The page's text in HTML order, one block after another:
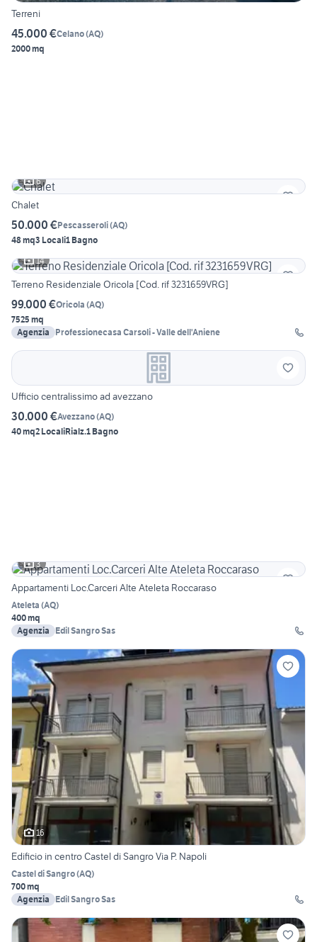
Terreni
45.000 €Celano(AQ)
2000 mq
6
Chalet
50.000 €Pescasseroli(AQ)
48 mq3 Locali1 Bagno
14
Terreno Residenziale Oricola [Cod. rif 3231659VRG]
99.000 €Oricola (AQ)
7525 mq
Agenzia
Professionecasa Carsoli - Valle dell'Aniene
Ufficio centralissimo ad avezzano
30.000 €Avezzano(AQ)
40 mq2 LocaliRialz.1 Bagno
3
Appartamenti Loc.Carceri Alte Ateleta Roccaraso
Ateleta (AQ)
400 mq
Agenzia
Edil Sangro Sas
16
Edificio in centro Castel di Sangro Via P. Napoli
Castel di Sangro(AQ)
700 mq
Agenzia
Edil Sangro Sas